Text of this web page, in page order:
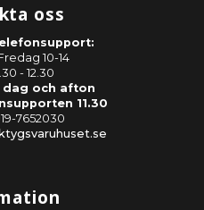
oss
10-14
- 12.30
och afton
11.30
7652030